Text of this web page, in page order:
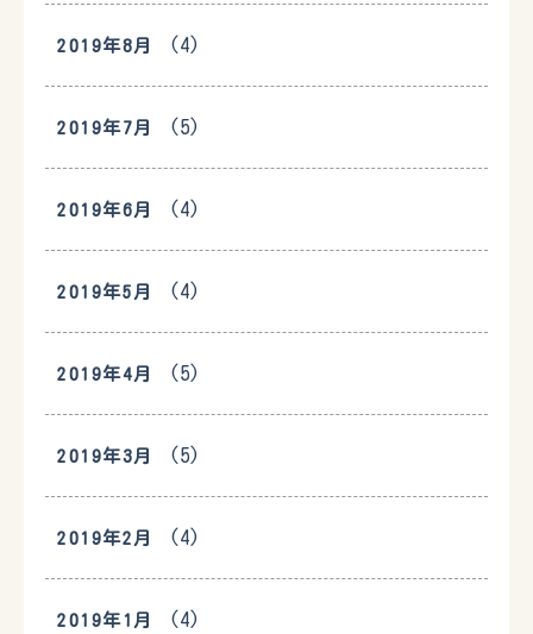
2019年8月 (4)
2019年7月 (5)
2019年6月 (4)
2019年5月 (4)
2019年4月 (5)
2019年3月 (5)
2019年2月 (4)
2019年1月 (4)